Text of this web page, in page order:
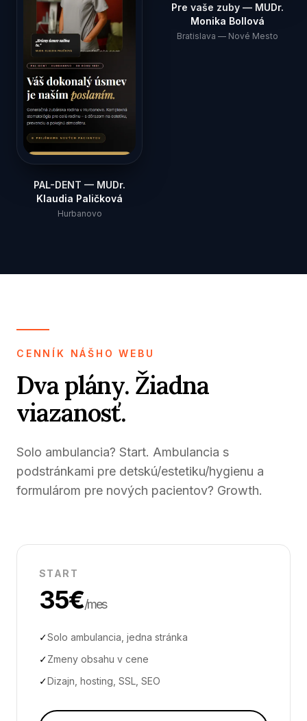
PAL-DENT — MUDr.
Klaudia Paličková
Hurbanovo
Pre vaše zuby — MUDr.
Monika Bollová
Bratislava — Nové Mesto
CENNÍK NÁŠHO WEBU
Dva plány. Žiadna
viazanosť.
Solo ambulancia? Start. Ambulancia s
podstránkami pre detskú/estetiku/hygienu a
formulárom pre nových pacientov? Growth.
START
35€/mes
✓Solo ambulancia, jedna stránka
✓Zmeny obsahu v cene
✓Dizajn, hosting, SSL, SEO